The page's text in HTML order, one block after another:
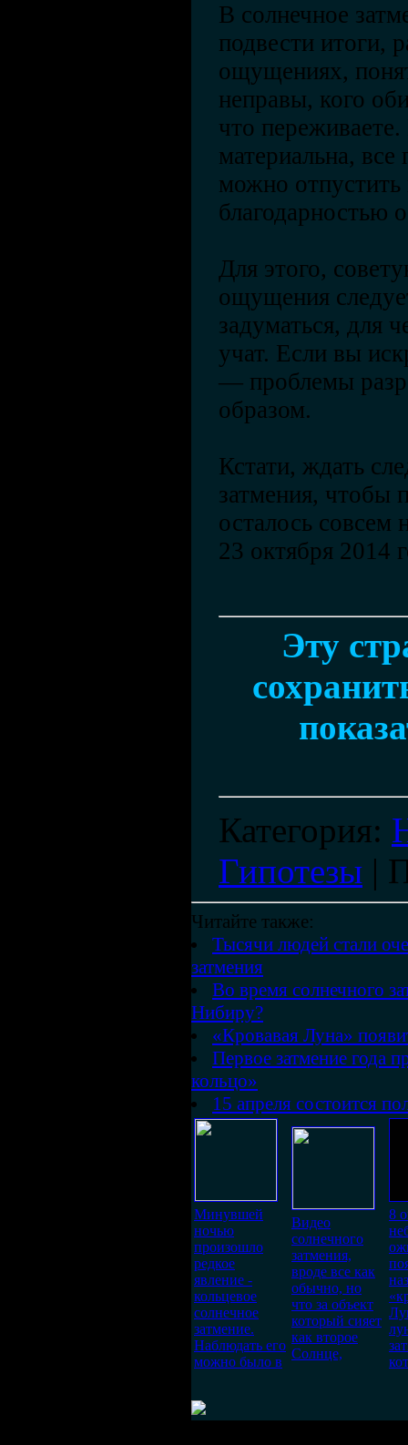
В солнечное
подвести итоги,
ощущениях,
неправы, кого
что
материальна,
можно отпустить
благодарностью
Для этого,
ощущения
задуматься, для
учат. Если вы
— проблемы
образом.
Кстати, ждать
затмения, чтобы
осталось совсем
23 октября 2014
Эту
Категория:
Гипотезы |
Читайте также:
Тысячи людей стали
затмения
Во время солнечного
Нибиру?
«Кровавая Луна»
Первое затмение года
кольцо»
15 апреля состоится
Минувшей
ночью
произошло
редкое
явление -
кольцевое
солнечное
затмение.
Наблюдать его
можно было в
Видео
солнечного
затмения,
вроде все как
обычно, но
что за объект
который сияет
как второе
Солнце,
8